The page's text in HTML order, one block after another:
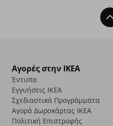
Αγορές στην IKEA
Έντυπα
Εγγυήσεις IKEA
Σχεδιαστικά Προγράμματα
Αγορά Δωρoκάρτας IKEA
Πολιτική Επιστροφής